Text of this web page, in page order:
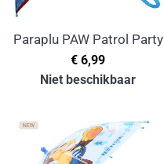
Paraplu PAW Patrol Party
Normale
prijs
€ 6,99
Niet beschikbaar